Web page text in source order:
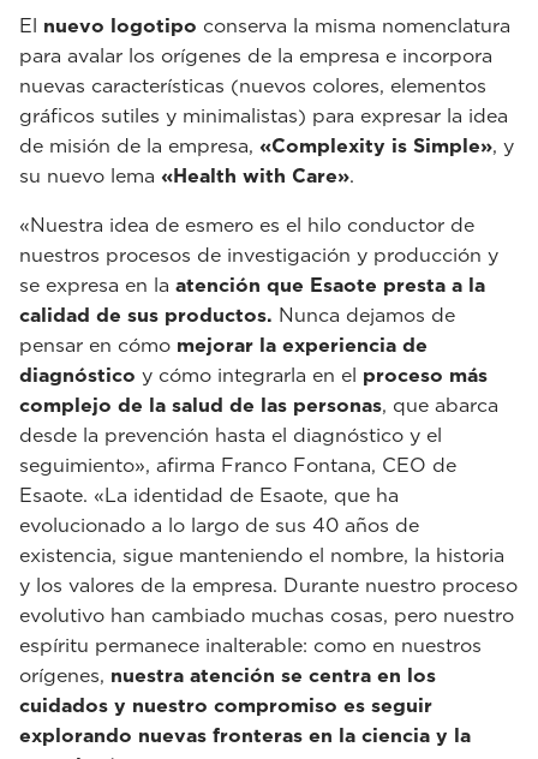
El nuevo logotipo conserva la misma nomenclatura
para avalar los orígenes de la empresa e incorpora
nuevas características (nuevos colores, elementos
gráficos sutiles y minimalistas) para expresar la idea
de misión de la empresa, «Complexity is Simple», y
su nuevo lema «Health with Care».
«Nuestra idea de esmero es el hilo conductor de
nuestros procesos de investigación y producción y
se expresa en la atención que Esaote presta a la
calidad de sus productos. Nunca dejamos de
pensar en cómo mejorar la experiencia de
diagnóstico y cómo integrarla en el proceso más
complejo de la salud de las personas, que abarca
desde la prevención hasta el diagnóstico y el
seguimiento», afirma Franco Fontana, CEO de
Esaote. «La identidad de Esaote, que ha
evolucionado a lo largo de sus 40 años de
existencia, sigue manteniendo el nombre, la historia
y los valores de la empresa. Durante nuestro proceso
evolutivo han cambiado muchas cosas, pero nuestro
espíritu permanece inalterable: como en nuestros
orígenes, nuestra atención se centra en los
cuidados y nuestro compromiso es seguir
explorando nuevas fronteras en la ciencia y la